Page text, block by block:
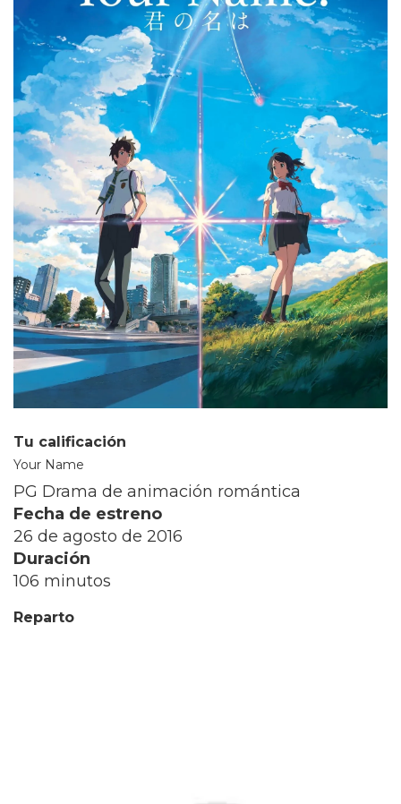
Tu calificación
Your Name
PG Drama de animación romántica
Fecha de estreno
26 de agosto de 2016
Duración
106 minutos
Reparto